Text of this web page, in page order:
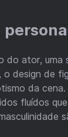
ator, uma
o design de
da cena.
fluídos